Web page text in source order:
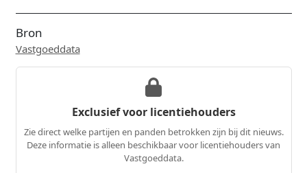
Bron
Vastgoeddata
Exclusief voor licentiehouders
Zie direct welke partijen en panden betrokken zijn bij dit nieuws.
Deze informatie is alleen beschikbaar voor licentiehouders van
Vastgoeddata.